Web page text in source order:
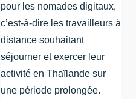
pour les nomades digitaux,
c’est-à-dire les travailleurs à
distance souhaitant
séjourner et exercer leur
activité en Thaïlande sur
une période prolongée.